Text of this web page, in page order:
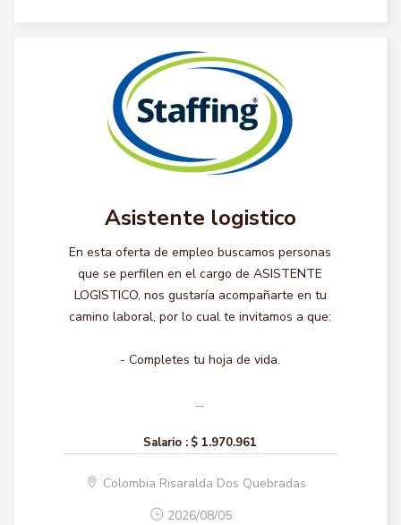
Asistente logistico
En esta oferta de empleo buscamos personas
que se perfilen en el cargo de ASISTENTE
LOGISTICO, nos gustaría acompañarte en tu
camino laboral, por lo cual te invitamos a que:
- Completes tu hoja de vida.
...
Salario : $ 1.970.961
Colombia Risaralda Dos Quebradas
2026/08/05